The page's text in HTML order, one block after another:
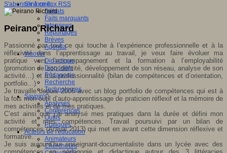
S'informer
Débats
Faits marquants
Interviews
Reportages
Brèves
Agenda
Innover
Didactique
Dispositifs
Pédagogie
Recherche
Technologies
Savoir(s)
Analyses
Conférences
Outils
Pratiques
Acteurs de l'éducation
Animateurs
Chercheurs
S'abonner à ce flux RSS
Peirano Richard
Passionné par tout ce qui touche à l’expérience professionnelle et à la
réflexivité dans l’apprentissage au travail, je veux faire évoluer ma
pratique vers l’accompagnement et la formation à l’employabilité
(promotion de son identité, développement de son réseau, analyse de son
activité…) et à la professionnalité (bilan de compétences et d’orientation,
portfolio…)
Je travaille depuis 2006 avec un blog portfolio de compétences qui est à
la fois mon outil d’auto-apprentissage de praticien réflexif et la mémoire de
mes activités et de mes pratiques.
C’est ainsi que j’ai analysé mes pratiques dans la durée et défini mon
activité et mes compétences. Travail poursuivi par un bilan de
compétences (Actual 2013) qui met en avant cette dimension réflexive et
formative.
Je suis aujourd’hui enseignant-documentaliste dans un lycée avec des